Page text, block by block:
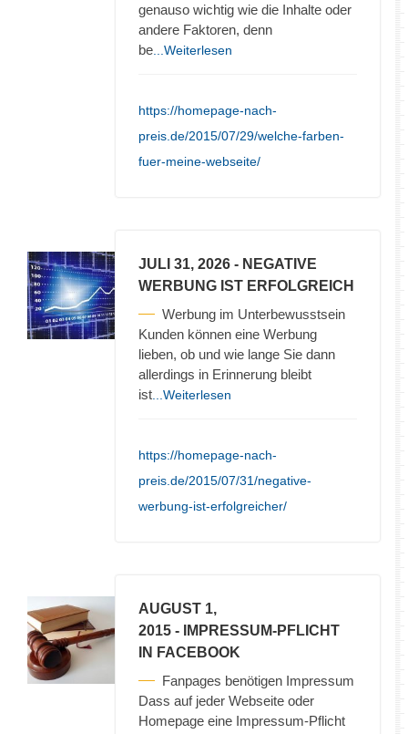
genauso wichtig wie die Inhalte oder
andere Faktoren, denn
be ...Weiterlesen
https://homepage-nach-
preis.de/2015/07/29/welche-farben-
fuer-meine-webseite/
JULI 31, 2026 - NEGATIVE
WERBUNG IST ERFOLGREICH
Werbung im Unterbewusstsein
Kunden können eine Werbung
lieben, ob und wie lange Sie dann
allerdings in Erinnerung bleibt
ist ...Weiterlesen
https://homepage-nach-
preis.de/2015/07/31/negative-
werbung-ist-erfolgreicher/
AUGUST 1,
2015 - IMPRESSUM-PFLICHT
IN FACEBOOK
Fanpages benötigen Impressum
Dass auf jeder Webseite oder
Homepage eine Impressum-Pflicht